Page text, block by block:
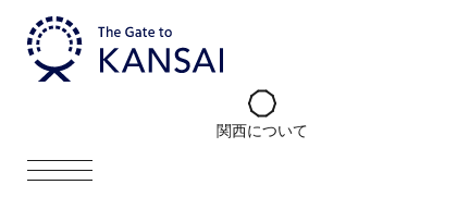
関西について